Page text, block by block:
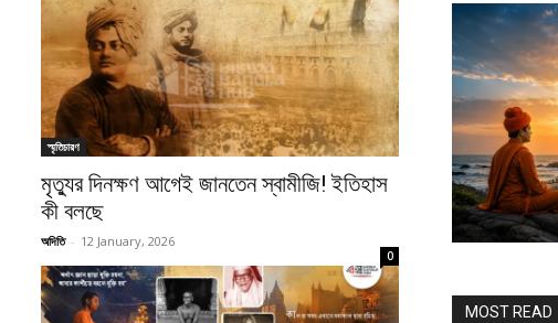
স্মৃতিচারণ
মৃত্যুর দিনক্ষণ আগেই জানতেন স্বামীজি! ইতিহাস
কী বলছে
অদিতি - 12 January, 2026
0
MOST READ